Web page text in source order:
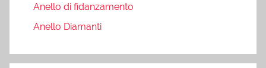
Anello di fidanzamento
Anello Diamanti